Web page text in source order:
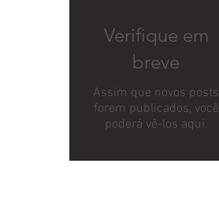
Verifique em
breve
Assim que novos posts
forem publicados, você
poderá vê-los aqui.